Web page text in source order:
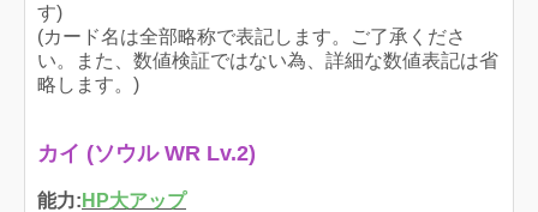
す)
(カード名は全部略称で表記します。ご了承くださ
い。また、数値検証ではない為、詳細な数値表記は省
略します。)
カイ (ソウル WR Lv.2)
能力: HP大アップ